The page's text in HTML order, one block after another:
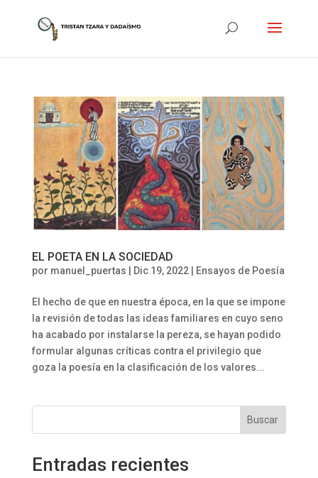
EL POETA EN LA SOCIEDAD
por manuel_puertas Dic 19, 2022| Ensayos de Poesía
El hecho de que en nuestra época, en la que se impone
la revisión de todas las ideas familiares en cuyo seno
ha acabado por instalarse la pereza, se hayan podido
formular algunas críticas contra el privilegio que
goza la poesía en la clasificación de los valores...
Buscar
Entradas recientes